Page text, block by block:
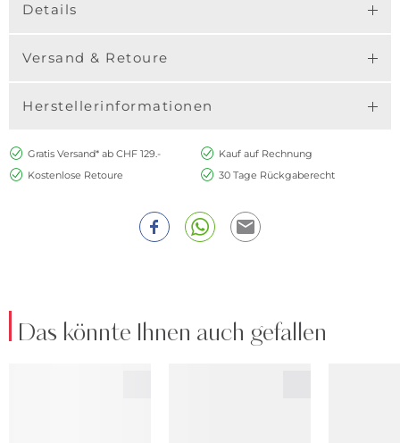
Details
Versand & Retoure
Herstellerinformationen
Gratis Versand* ab CHF 129.-
Kauf auf Rechnung
Kostenlose Retoure
30 Tage Rückgaberecht
Das könnte Ihnen auch gefallen